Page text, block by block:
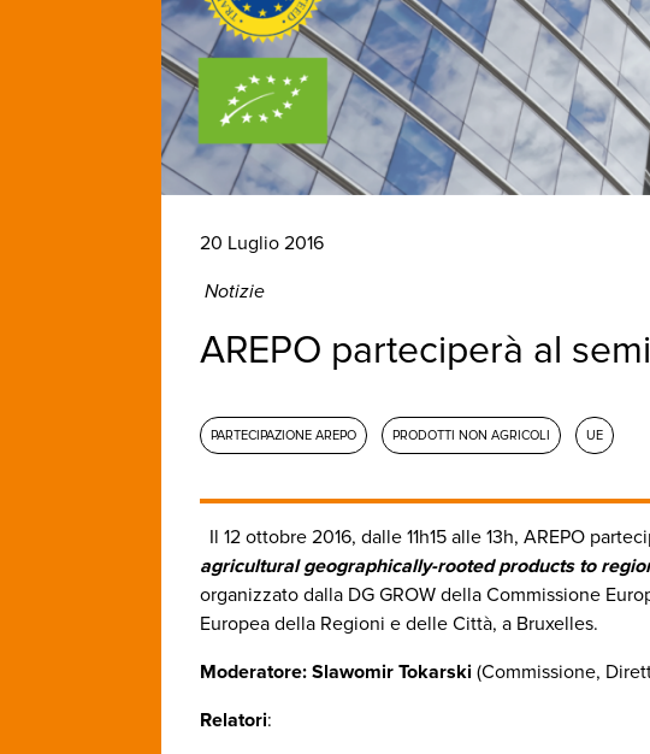
20 Luglio 2016
Notizie
AREPO parteciperà al
PARTECIPAZIONE AREPO PRODOTTI NON AGRICOLI UE
Il 12 ottobre 2016, dalle 11h15 alle 13h, AREPO
agricultural geographically-rooted products to
organizzato dalla DG GROW della Commissione
Europea della Regioni e delle Città, a Bruxelles.
Moderatore: Slawomir Tokarski (Commissione,
Relatori: